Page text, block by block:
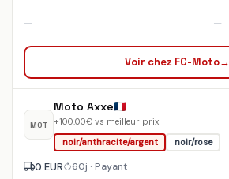
— —
Voir chez FC-Moto→
MOT
Moto Axxe
+100.00€ vs meilleur prix
noir/anthracite/argent
noir/rose
0 EUR 60j · Payant